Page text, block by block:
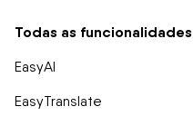
Todas as funcionalidades
EasyAI
EasyTranslate